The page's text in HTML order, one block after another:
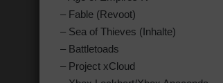
– Fable (Revoot)
– Sea of Thieves (Inhalte)
– Battletoads
– Project xCloud